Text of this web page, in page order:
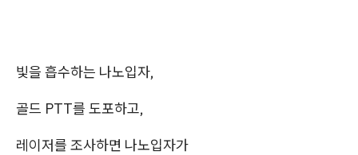
빛을 흡수하는 나노입자,
골드 PTT를 도포하고,
레이저를 조사하면 나노입자가